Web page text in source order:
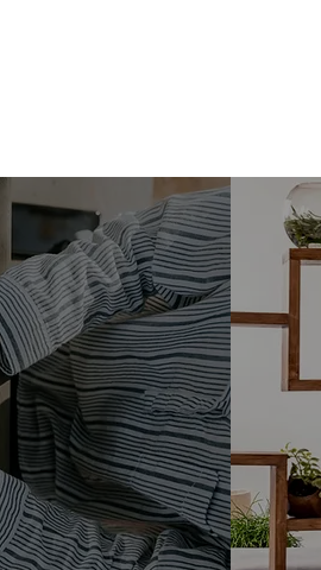
タカラスタンダードの洗
「ファミーユ」の魅力をご
介！